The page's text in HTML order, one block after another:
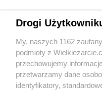
Slajd 8/10
Drogi
My, naszych 1162
podmioty z
przechowujemy
przetwarzamy dane
identyfikatory,